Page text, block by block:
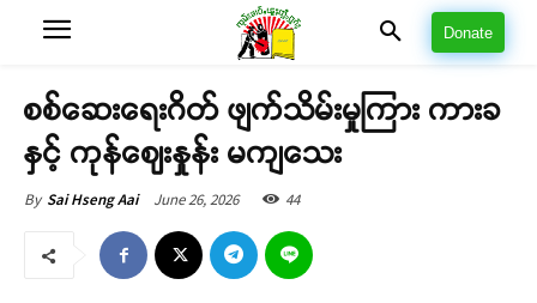
Donate
စစ်ဆေးရေးဂိတ် ဖျက်သိမ်းမှုကြား ကားခ
နှင့် ကုန်ဈေးနှုန်း မကျသေး
By Sai Hseng Aai June 26, 2026 44